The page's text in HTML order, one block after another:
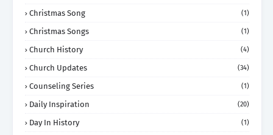
Christmas Song (1)
Christmas Songs (1)
Church History (4)
Church Updates (34)
Counseling Series (1)
Daily Inspiration (20)
Day In History (1)